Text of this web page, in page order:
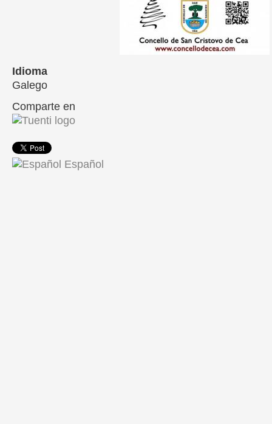
Idioma
Galego
Comparte en
Español